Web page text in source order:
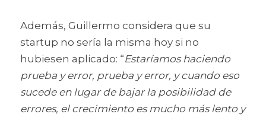
Además, Guillermo considera que su
startup no sería la misma hoy si no
hubiesen aplicado: “Estaríamos haciendo
prueba y error, prueba y error, y cuando eso
sucede en lugar de bajar la posibilidad de
errores, el crecimiento es mucho más lento y